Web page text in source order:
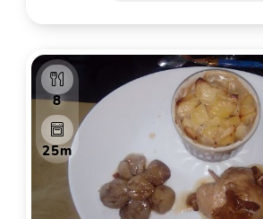
8
25m